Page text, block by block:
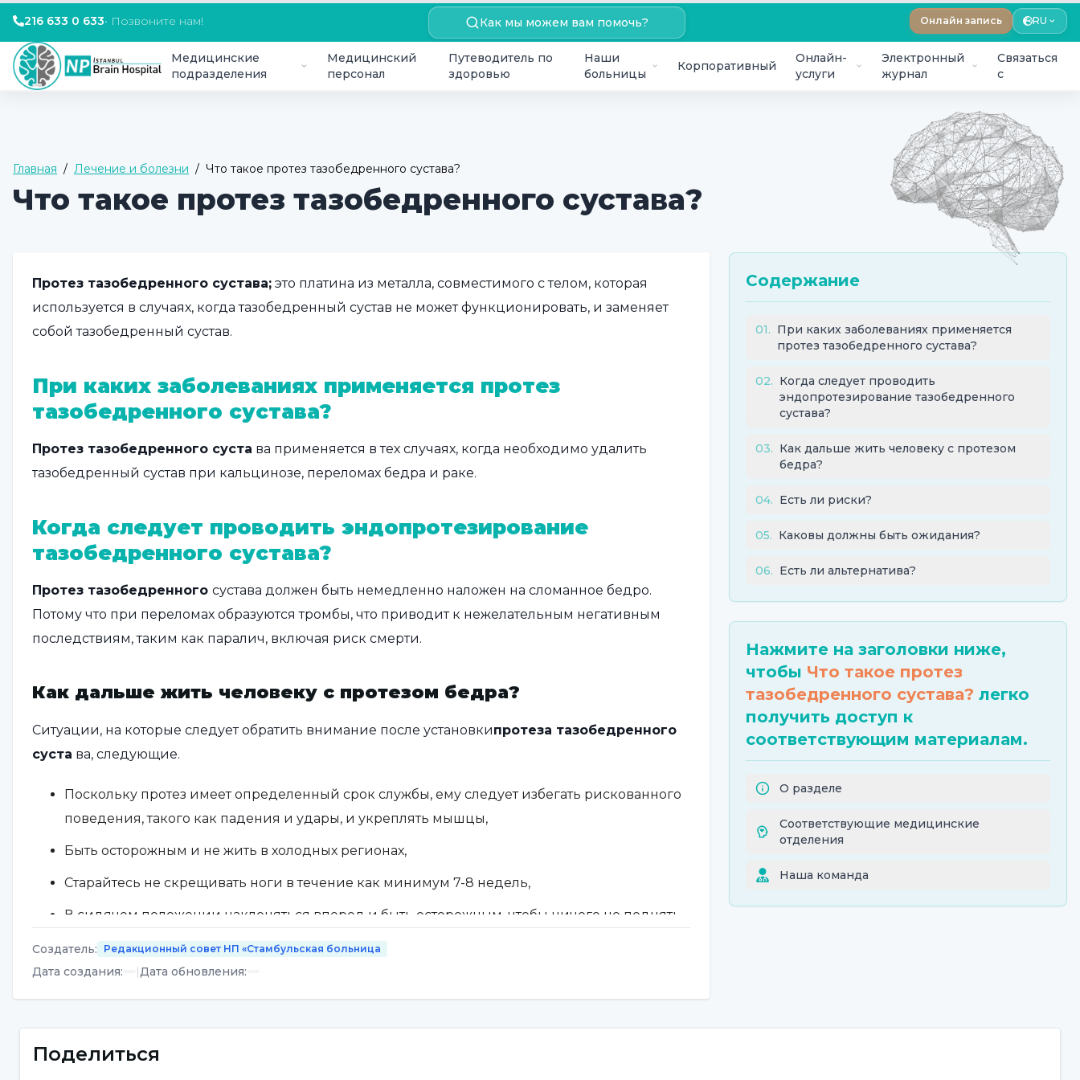
216 633 0 633• Позвоните нам! Как мы можем вам помочь? Онлайн запись RU
Медицинские
подразделения
Медицинский
персонал
Путеводитель по
здоровью
Наши
больницы
Корпоративный
Онлайн-
услуги
Электронный
журнал
Связаться
с
Главная / Лечение и болезни / Что такое протез тазобедренного сустава?
Что такое протез тазобедренного сустава?
Протез тазобедренного сустава; это платина из металла, совместимого с телом, которая
используется в случаях, когда тазобедренный сустав не может функционировать, и заменяет
собой тазобедренный сустав.
При каких заболеваниях применяется протез
тазобедренного сустава?
Протез тазобедренного суста ва применяется в тех случаях, когда необходимо удалить
тазобедренный сустав при кальцинозе, переломах бедра и раке.
Когда следует проводить эндопротезирование
тазобедренного сустава?
Протез тазобедренного сустава должен быть немедленно наложен на сломанное бедро.
Потому что при переломах образуются тромбы, что приводит к нежелательным негативным
последствиям, таким как паралич, включая риск смерти.
Как дальше жить человеку с протезом бедра?
Ситуации, на которые следует обратить внимание после установкипротеза тазобедренного
суста ва, следующие.
Поскольку протез имеет определенный срок службы, ему следует избегать рискованного
поведения, такого как падения и удары, и укреплять мышцы,
Быть осторожным и не жить в холодных регионах,
Старайтесь не скрещивать ноги в течение как минимум 7-8 недель,
В сидячем положении наклоняться вперед и быть осторожным, чтобы ничего не поднять
с пола,
Не поднимать колени выше уровня
Не пользоваться общественным туалетом, потому что меня заставили,
сидите или стоите.
Создатель: Редакционный совет НП «Стамбульская больница
Дата создания: |Дата обновления:
Содержание
01. При каких заболеваниях применяется
протез тазобедренного сустава?
02. Когда следует проводить
эндопротезирование тазобедренного
сустава?
03. Как дальше жить человеку с протезом
бедра?
04. Есть ли риски?
05. Каковы должны быть ожидания?
06. Есть ли альтернатива?
Нажмите на заголовки ниже,
чтобы Что такое протез
тазобедренного сустава? легко
получить доступ к
соответствующим материалам.
О разделе
Соответствующие медицинские
отделения
Наша команда
Поделиться